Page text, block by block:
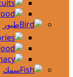
طيور
سمك